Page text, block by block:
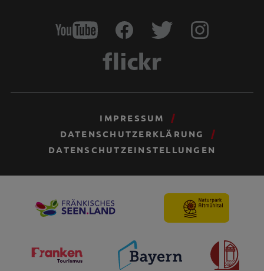
IMPRESSUM
DATENSCHUTZERKLÄRUNG
DATENSCHUTZEINSTELLUNGEN